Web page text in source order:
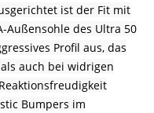
ist der Fit mit
Außensohle des Ultra 50
Profil aus, das
auch bei widrigen
Bumpers im